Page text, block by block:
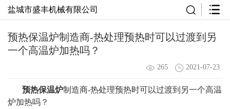
盐城市盛丰机械有限公司
预热保温炉制造商-热处理预热时可以过渡到另
一个高温炉加热吗？
265 2021-07-23
预热保温炉制造商-热处理预热时可以过渡到另一个高温
炉加热吗？